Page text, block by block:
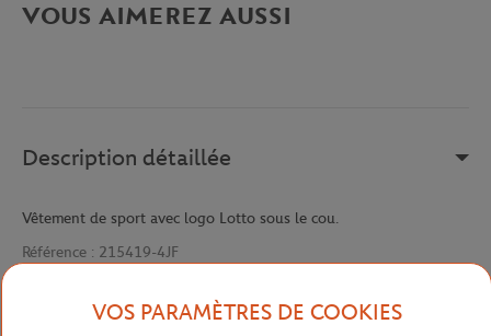
VOUS AIMEREZ AUSSI
Description détaillée
Vêtement de sport avec logo Lotto sous le cou.
Référence : 215419-4JF
VOS PARAMÈTRES DE COOKIES